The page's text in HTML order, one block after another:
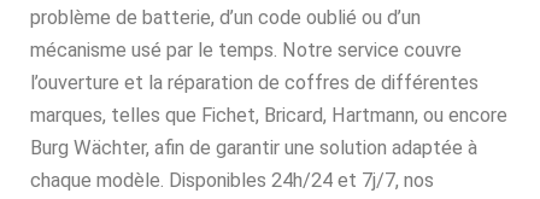
problème de batterie, d’un code oublié ou d’un
mécanisme usé par le temps. Notre service couvre
l’ouverture et la réparation de coffres de différentes
marques, telles que Fichet, Bricard, Hartmann, ou encore
Burg Wächter, afin de garantir une solution adaptée à
chaque modèle. Disponibles 24h/24 et 7j/7, nos